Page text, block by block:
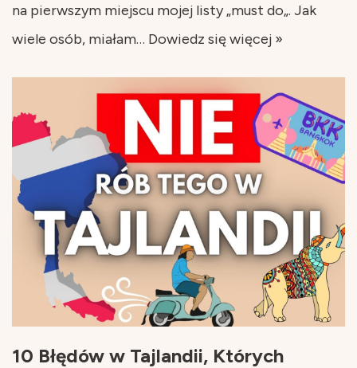
na pierwszym miejscu mojej listy „must do„. Jak
wiele osób, miałam… Dowiedz się więcej »
10 Błędów w Tajlandii, Których